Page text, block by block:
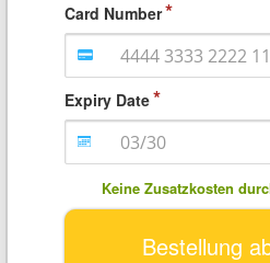
Card Number
Expiry Date
Keine Zusatzkosten
Bestellung